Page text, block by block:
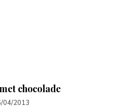
chocolade
04/2013